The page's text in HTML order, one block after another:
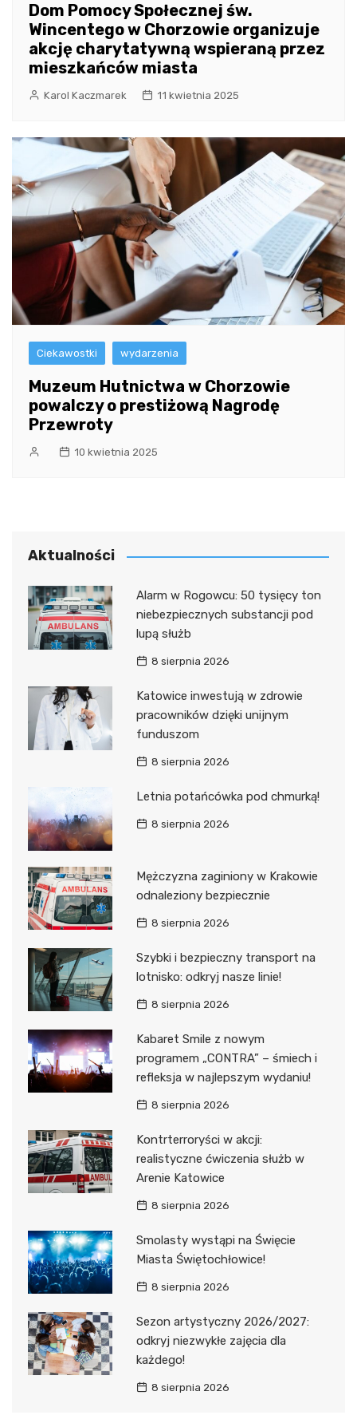
Dom Pomocy Społecznej św.
Wincentego w Chorzowie organizuje
akcję charytatywną wspieraną przez
mieszkańców miasta
Karol Kaczmarek 11 kwietnia 2025
Ciekawostki wydarzenia
Muzeum Hutnictwa w Chorzowie
powalczy o prestiżową Nagrodę
Przewroty
10 kwietnia 2025
Aktualności
Alarm w Rogowcu: 50 tysięcy ton
niebezpiecznych substancji pod
lupą służb
8 sierpnia 2026
Katowice inwestują w zdrowie
pracowników dzięki unijnym
funduszom
8 sierpnia 2026
Letnia potańcówka pod chmurką!
8 sierpnia 2026
Mężczyzna zaginiony w Krakowie
odnaleziony bezpiecznie
8 sierpnia 2026
Szybki i bezpieczny transport na
lotnisko: odkryj nasze linie!
8 sierpnia 2026
Kabaret Smile z nowym
programem „CONTRA” – śmiech i
refleksja w najlepszym wydaniu!
8 sierpnia 2026
Kontrterroryści w akcji:
realistyczne ćwiczenia służb w
Arenie Katowice
8 sierpnia 2026
Smolasty wystąpi na Święcie
Miasta Świętochłowice!
8 sierpnia 2026
Sezon artystyczny 2026/2027:
odkryj niezwykłe zajęcia dla
każdego!
8 sierpnia 2026